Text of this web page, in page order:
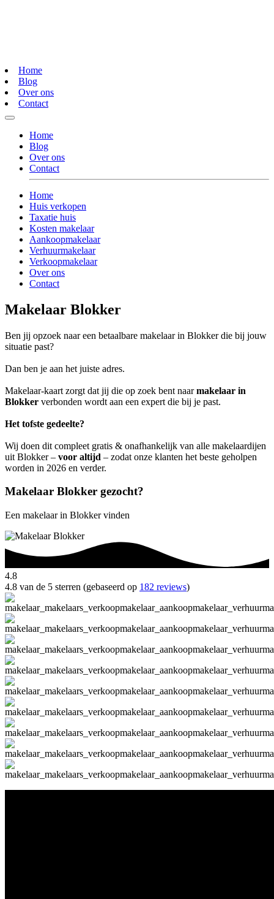
Home
Blog
Over ons
Contact
Home
Blog
Over ons
Contact
Home
Huis verkopen
Taxatie huis
Kosten makelaar
Aankoopmakelaar
Verhuurmakelaar
Verkoopmakelaar
Over ons
Contact
Makelaar Blokker
Ben jij opzoek naar een betaalbare makelaar in Blokker die bij jouw
situatie past?
Dan ben je aan het juiste adres.
Makelaar-kaart zorgt dat jij die op zoek bent naarmakelaar in
Blokker verbonden wordt aan een expert die bij je past.
Het tofste gedeelte?
Wij doen dit compleet gratis & onafhankelijk van alle makelaardijen
uit Blokker – voor altijd – zodat onze klanten het beste geholpen
worden in 2026 en verder.
Makelaar Blokker gezocht?
Een makelaar in Blokker vinden
4.8
4.8 van de 5 sterren (gebaseerd op 182 reviews)